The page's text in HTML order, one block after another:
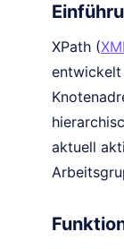
XPath (
entwickelt
aktuell